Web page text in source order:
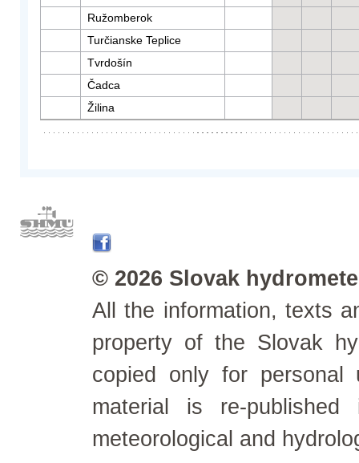
Ružomberok
Turčianske Teplice
Tvrdošín
Čadca
Žilina
© 2026 Slovak
All the information, texts
property of the Slovak
copied only for personal
material is re-
meteorological and